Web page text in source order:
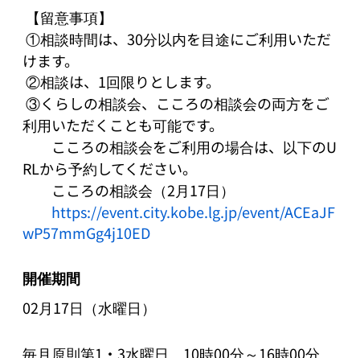
けます。
利用いただくことも可能です。
こころの相談会をご利用の場合は、以下のU
RLから予約してください。
こころの相談会（2月17日）
https://event.city.kobe.lg.jp/event/ACEaJF
wP57mmGg4j10ED
開催期間
02月17日（水曜日）
毎月原則第1・3水曜日　10時00分～16時00分